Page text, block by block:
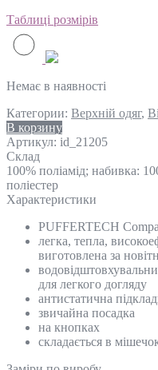
Таблиці розмірів
Немає в наявності
Категории: Верхній одяг,
В корзину
Артикул: id_21205
Склад
100% поліамід; набивка:
поліестер
Характеристики
PUFFERTECH
легка, тепла,
виготовлена ​​за
для легкого догляду
антистатична
звичайна посадка
на кнопках
складається в